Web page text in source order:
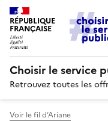
RÉPUBLIQUE
FRANÇAISE
Choisir le service
Retrouvez toutes les
Voir le fil d’Ariane